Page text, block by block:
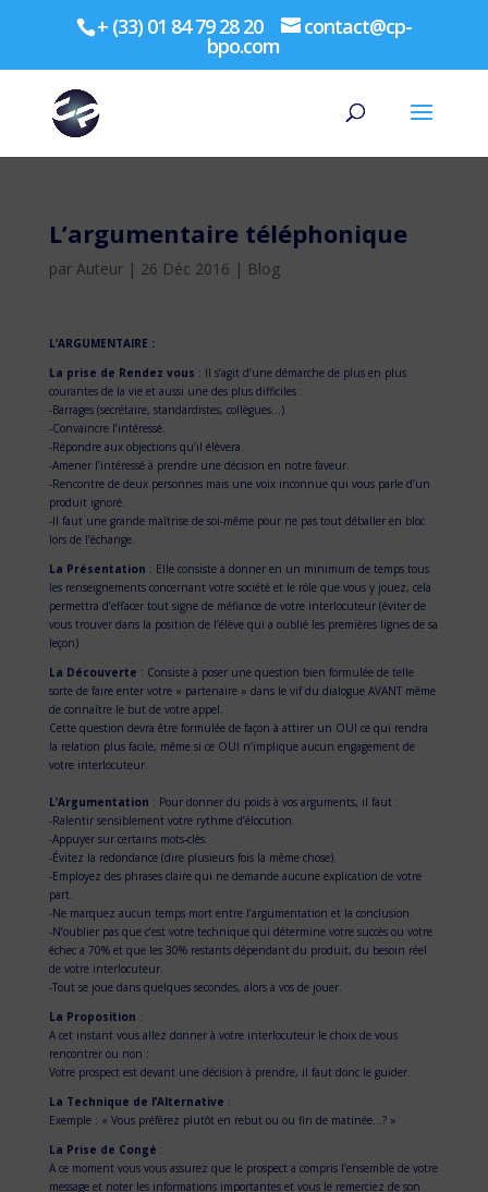
+ (33) 01 84 79 28 20 contact@cp-
bpo.com
L’argumentaire téléphonique
par Auteur| 26 Déc 2016 | Blog
L’ARGUMENTAIRE :
La prise de Rendez vous : Il s’agit d’une démarche de plus en plus
courantes de la vie et aussi une des plus difficiles :
-Barrages (secrétaire, standardistes, collègues…)
-Convaincre l’intéressé.
-Répondre aux objections qu’il élèvera.
-Amener l’intéressé à prendre une décision en notre faveur.
-Rencontre de deux personnes mais une voix inconnue qui vous parle d’un
produit ignoré.
-Il faut une grande maîtrise de soi-même pour ne pas tout déballer en bloc
lors de l’échange.
La Présentation : Elle consiste à donner en un minimum de temps tous
les renseignements concernant votre société et le rôle que vous y jouez, cela
permettra d’effacer tout signe de méfiance de votre interlocuteur (éviter de
vous trouver dans la position de l’élève qui a oublié les premières lignes de sa
leçon)
La Découverte : Consiste à poser une question bien formulée de telle
sorte de faire enter votre « partenaire » dans le vif du dialogue AVANT même
de connaître le but de votre appel.
Cette question devra être formulée de façon à attirer un OUI ce qui rendra
la relation plus facile, même si ce OUI n’implique aucun engagement de
votre interlocuteur.
L’Argumentation : Pour donner du poids à vos arguments, il faut :
-Ralentir sensiblement votre rythme d’élocution.
-Appuyer sur certains mots-clés.
-Évitez la redondance (dire plusieurs fois la même chose).
-Employez des phrases claire qui ne demande aucune explication de votre
part.
-Ne marquez aucun temps mort entre l’argumentation et la conclusion.
-N’oublier pas que c’est votre technique qui détermine votre succès ou votre
échec a 70% et que les 30% restants dépendant du produit, du besoin réel
de votre interlocuteur.
-Tout se joue dans quelques secondes, alors à vos de jouer.
La Proposition :
A cet instant vous allez donner à votre interlocuteur le choix de vous
rencontrer ou non :
Votre prospect est devant une décision à prendre, il faut donc le guider.
La Technique de l’Alternative :
Exemple : « Vous préférez plutôt en rebut ou ou fin de matinée…? »
La Prise de Congé :
A ce moment vous vous assurez que le prospect a compris l’ensemble de votre
message et noter les informations importantes et vous le remerciez de son